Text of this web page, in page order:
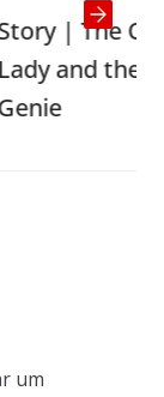
| The Old
and the
um